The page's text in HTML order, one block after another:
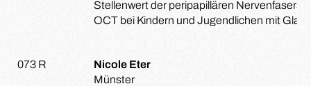
Stellenwert der peripapillären
OCT bei Kindern und Jugendlichen mit
073 R
Nicole Eter
Münster